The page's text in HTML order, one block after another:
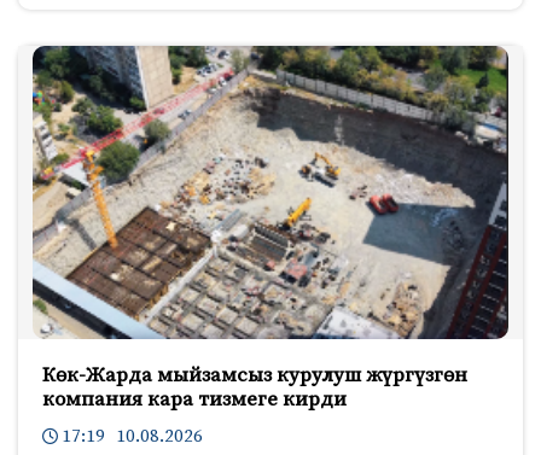
Көк-Жарда мыйзамсыз курулуш жүргүзгөн
компания кара тизмеге кирди
17:19 10.08.2026